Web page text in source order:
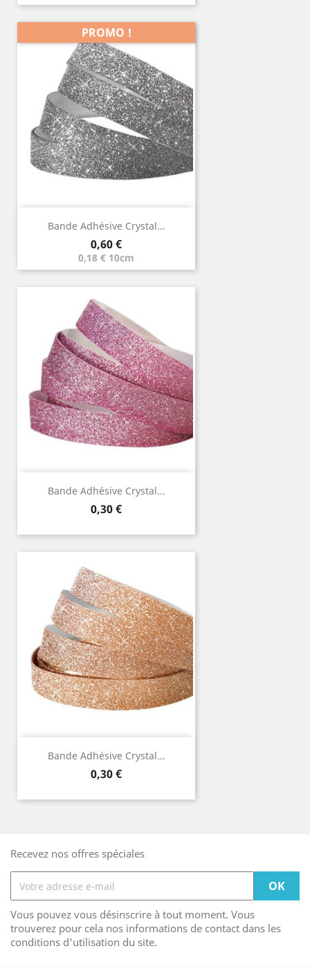
Bande Adhésive Crystal...
Prix
0,60 €
0,18 € 10cm
PROMO !
Bande Adhésive Crystal...
Prix
0,30 €
Bande Adhésive Crystal...
Prix
0,30 €
Recevez nos offres spéciales
Vous pouvez vous désinscrire à tout moment. Vous
trouverez pour cela nos informations de contact dans les
conditions d'utilisation du site.